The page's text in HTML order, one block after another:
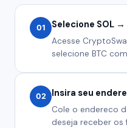
01 Selecione SOL →
Acesse
selecione BTC
02 Insira seu
Cole o endereco
deseja receber os